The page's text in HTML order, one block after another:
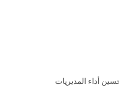
أداء المديريات